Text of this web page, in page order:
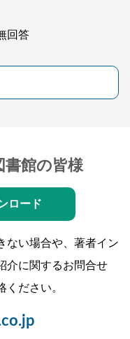
回答
書館の皆様
ロード
ない場合や、著者イン
介に関するお問合せ
ださい。